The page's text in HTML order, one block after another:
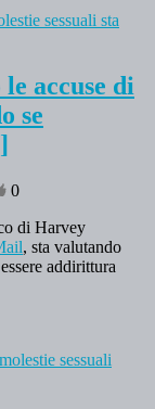
accuse di
se
0
di Harvey
, sta valutando
addirittura